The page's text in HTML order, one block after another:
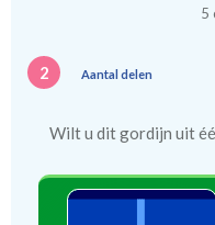
5
2 Aantal delen
Wilt u dit gordijn uit